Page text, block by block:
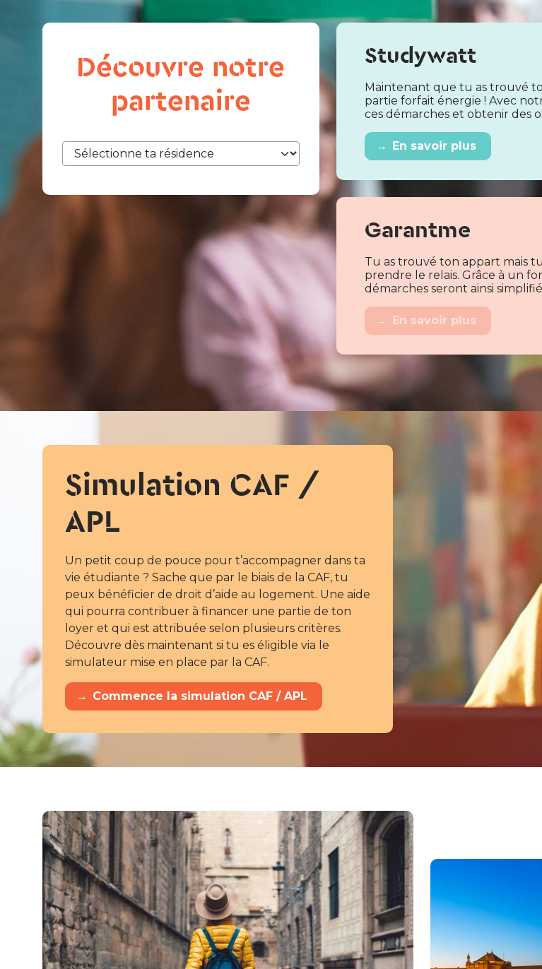
Découvre notre
partenaire
Studywatt
Maintenant que tu as trouvé
partie forfait énergie ! Avec
ces démarches et obtenir des
→ En savoir plus
Garantme
Tu as trouvé ton appart mais
prendre le relais. Grâce à un
démarches seront ainsi
→ En savoir plus
Simulation CAF /
APL
Un petit coup de pouce pour t’accompagner dans ta
vie étudiante ? Sache que par le biais de la CAF, tu
peux bénéficier de droit d’aide au logement. Une aide
qui pourra contribuer à financer une partie de ton
loyer et qui est attribuée selon plusieurs critères.
Découvre dès maintenant si tu es éligible via le
simulateur mise en place par la CAF.
→ Commence la simulation CAF / APL